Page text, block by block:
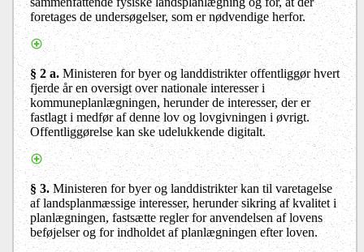
foretages de undersøgelser, som er nødvendige herfor.
§ 2 a. Ministeren for byer og landdistrikter offentliggør hvert
fjerde år en oversigt over nationale interesser i
kommuneplanlægningen, herunder de interesser, der er
fastlagt i medfør af denne lov og lovgivningen i øvrigt.
Offentliggørelse kan ske udelukkende digitalt.
§ 3. Ministeren for byer og landdistrikter kan til varetagelse
af landsplanmæssige interesser, herunder sikring af kvalitet i
planlægningen, fastsætte regler for anvendelsen af lovens
beføjelser og for indholdet af planlægningen efter loven.